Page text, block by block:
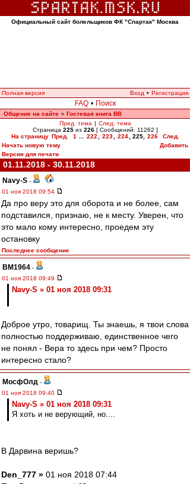
Официальный сайт болельщиков ФК "Спартак" Москва
Полная версия Вход • Регистрация
FAQ • Поиск
Общение на сайте » Гостевая книга ВВ
Пред. тема | След. тема
Страница 225из 226[ Сообщений: 11262 ]
На страницу Пред. 1 222 223 224 225, 226
След.
Начать новую тему
Добавить
Версия для печати
01.11.2018 - 30.11.2018
Navy-S -
01 ноя 2018 09:54
Да про веру это для оборота и не более, сам
подставился, признаю, не к месту. Уверен, что
это мало кому интересно, проедем эту
остановку
Последнее сообщение
BM1964 -
01 ноя 2018 09:49
Navy-S » 01 ноя 2018 09:31
Доброе утро, товарищ. Ты знаешь, я твои слова
полностью поддерживаю, единственное чего
не понял - Вера то здесь при чем? Просто
интересно стало?
МосфОлд -
01 ноя 2018 09:40
Navy-S » 01 ноя 2018 09:31
Я хоть и не верующий, но....
В Дарвина веришь?
Den_777 » 01 ноя 2018 07:44